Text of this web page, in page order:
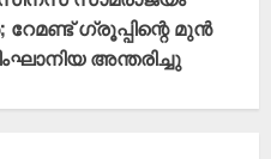
ഗ്രൂപ്പിന്റെ മുൻ
അന്തരിച്ചു